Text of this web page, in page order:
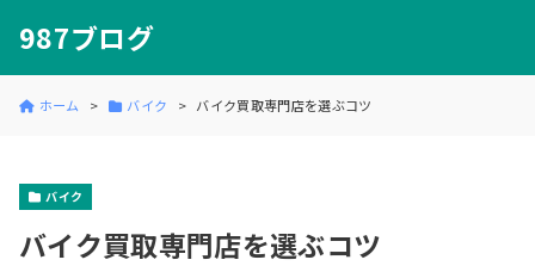
987ブログ
ホーム バイク バイク買取専門店を選ぶコツ
バイク
バイク買取専門店を選ぶコツ